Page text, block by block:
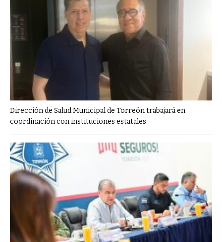
Dirección de Salud Municipal de Torreón trabajará en
coordinación con instituciones estatales